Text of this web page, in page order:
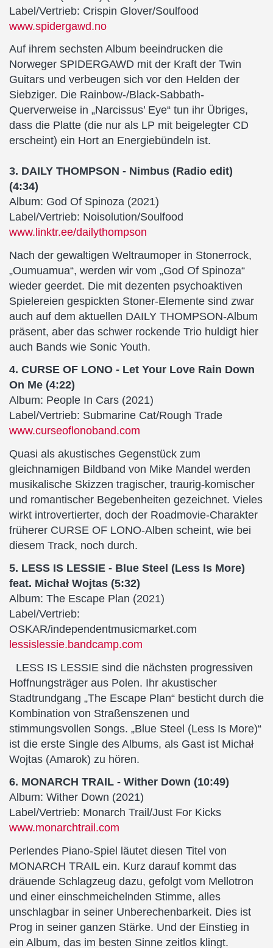
Label/Vertrieb: Crispin Glover/Soulfood
www.spidergawd.no
Auf ihrem sechsten Album beeindrucken die
Norweger SPIDERGAWD mit der Kraft der Twin
Guitars und verbeugen sich vor den Helden der
Siebziger. Die Rainbow-/Black-Sabbath-
Querverweise in „Narcissus’ Eye“ tun ihr Übriges,
dass die Platte (die nur als LP mit beigelegter CD
erscheint) ein Hort an Energiebündeln ist.
3. DAILY THOMPSON - Nimbus (Radio edit)
(4:34)
Album: God Of Spinoza (2021)
Label/Vertrieb: Noisolution/Soulfood
www.linktr.ee/dailythompson
Nach der gewaltigen Weltraumoper in Stonerrock,
„Oumuamua“, werden wir vom „God Of Spinoza“
wieder geerdet. Die mit dezenten psychoaktiven
Spielereien gespickten Stoner-Elemente sind zwar
auch auf dem aktuellen DAILY THOMPSON-Album
präsent, aber das schwer rockende Trio huldigt hier
auch Bands wie Sonic Youth.
4. CURSE OF LONO - Let Your Love Rain Down
On Me (4:22)
Album: People In Cars (2021)
Label/Vertrieb: Submarine Cat/Rough Trade
www.curseoflonoband.com
Quasi als akustisches Gegenstück zum
gleichnamigen Bildband von Mike Mandel werden
musikalische Skizzen tragischer, traurig-komischer
und romantischer Begebenheiten gezeichnet. Vieles
wirkt introvertierter, doch der Roadmovie-Charakter
früherer CURSE OF LONO-Alben scheint, wie bei
diesem Track, noch durch.
5. LESS IS LESSIE - Blue Steel (Less Is More)
feat. Michał Wojtas (5:32)
Album: The Escape Plan (2021)
Label/Vertrieb:
OSKAR/independentmusicmarket.com
lessislessie.bandcamp.com
LESS IS LESSIE sind die nächsten progressiven
Hoffnungsträger aus Polen. Ihr akustischer
Stadtrundgang „The Escape Plan“ besticht durch die
Kombination von Straßenszenen und
stimmungsvollen Songs. „Blue Steel (Less Is More)“
ist die erste Single des Albums, als Gast ist Michał
Wojtas (Amarok) zu hören.
6. MONARCH TRAIL - Wither Down (10:49)
Album: Wither Down (2021)
Label/Vertrieb: Monarch Trail/Just For Kicks
www.monarchtrail.com
Perlendes Piano-Spiel läutet diesen Titel von
MONARCH TRAIL ein. Kurz darauf kommt das
dräuende Schlagzeug dazu, gefolgt vom Mellotron
und einer einschmeichelnden Stimme, alles
unschlagbar in seiner Unberechenbarkeit. Dies ist
Prog in seiner ganzen Stärke. Und der Einstieg in
ein Album, das im besten Sinne zeitlos klingt.